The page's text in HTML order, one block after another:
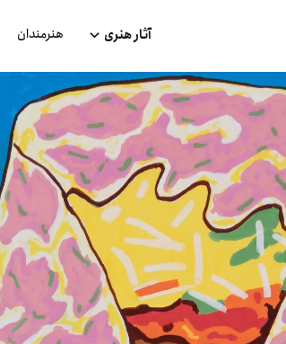
آثار هنری هنرمندان